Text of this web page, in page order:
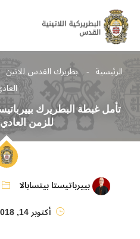
الرئيسية بطريرك القدس للاتين
تأمل غبطة البطريرك
للزمن
بييرباتيستا بيتسابالا
أكتوبر 14, 2018